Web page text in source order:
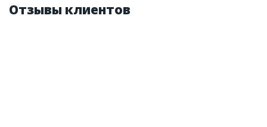
Отзывы клиентов